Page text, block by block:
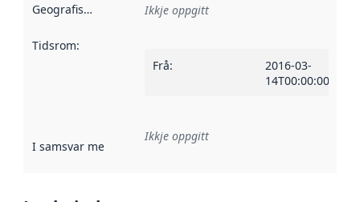
Geografisk område Ikkje oppgitt
Tidsrom:
Frå:
2016-03-
14T00:00:00Z
I samsvar med Referanse til ei implementeringsregel eller
Ikkje oppgitt